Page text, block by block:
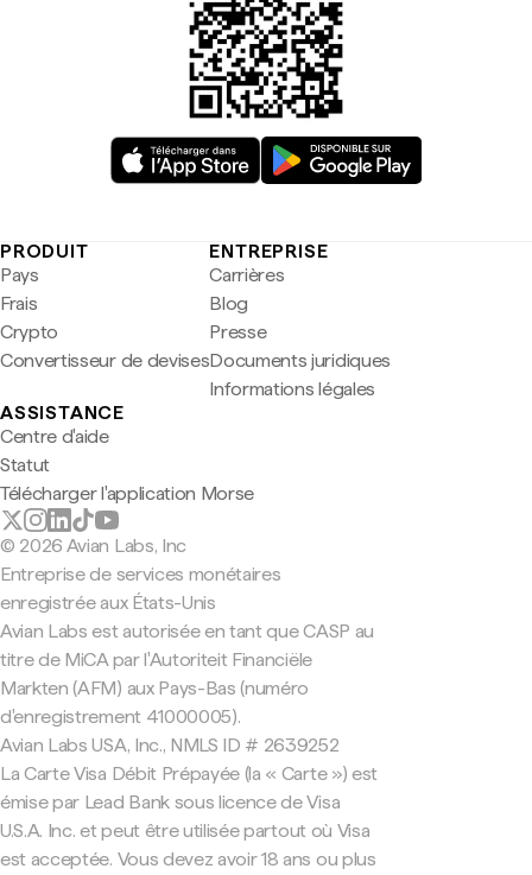
PRODUIT
Pays
Frais
Crypto
Convertisseur de devises
ENTREPRISE
Carrières
Blog
Presse
Documents juridiques
Informations légales
ASSISTANCE
Centre d'aide
Statut
Télécharger l'application Morse
© 2026 Avian Labs, Inc
Entreprise de services monétaires
enregistrée aux États-Unis
Avian Labs est autorisée en tant que CASP au
titre de MiCA par l'Autoriteit Financiële
Markten (AFM) aux Pays-Bas (numéro
d'enregistrement 41000005).
Avian Labs USA, Inc., NMLS ID # 2639252
La Carte Visa Débit Prépayée (la « Carte ») est
émise par Lead Bank sous licence de Visa
U.S.A. Inc. et peut être utilisée partout où Visa
est acceptée. Vous devez avoir 18 ans ou plus